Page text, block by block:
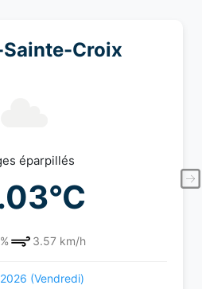
Croix
éparpillés
3.57 km/h
(Vendredi)